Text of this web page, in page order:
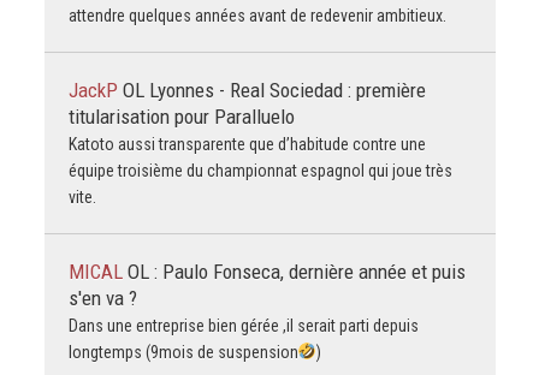
attendre quelques années avant de redevenir ambitieux.
JackP OL Lyonnes - Real Sociedad : première
titularisation pour Paralluelo
Katoto aussi transparente que d’habitude contre une
équipe troisième du championnat espagnol qui joue très
vite.
MICAL OL : Paulo Fonseca, dernière année et puis
s'en va ?
Dans une entreprise bien gérée ,il serait parti depuis
longtemps (9mois de suspension
)